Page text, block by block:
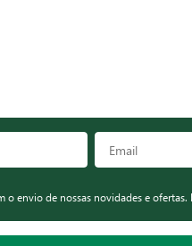
envio de nossas novidades e ofertas.